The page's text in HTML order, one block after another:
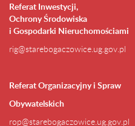
Referat Inwestycji,
Ochrony Środowiska
i Gospodarki Nieruchomościami
rig@starebogaczowice.ug.gov.pl
Referat Organizacyjny i Spraw
Obywatelskich
rop@starebogaczowice.ug.gov.pl